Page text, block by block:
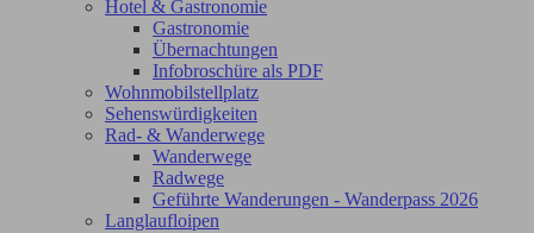
Hotel & Gastronomie
Gastronomie
Übernachtungen
Infobroschüre als PDF
Wohnmobilstellplatz
Sehenswürdigkeiten
Rad- & Wanderwege
Wanderwege
Radwege
Geführte Wanderungen - Wanderpass 2026
Langlaufloipen